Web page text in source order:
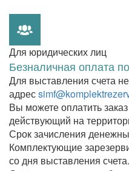
Для юридических лиц
Безналичная оплата
Для выставления счета
адрес
Вы можете оплатить
действующий на
Срок зачисления
Комплектующие
со дня выставления счета.